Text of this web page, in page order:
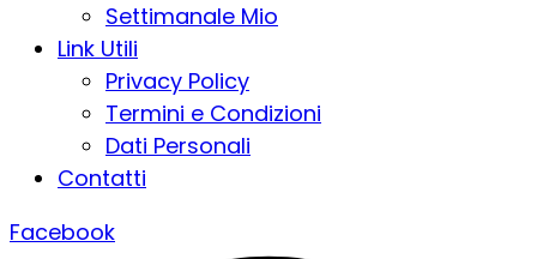
Settimanale Mio
Link Utili
Privacy Policy
Termini e Condizioni
Dati Personali
Contatti
Facebook